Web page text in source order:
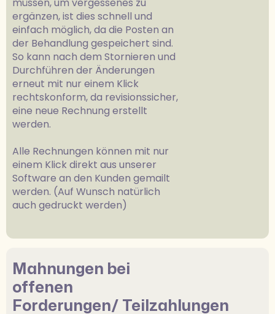
ergänzen, ist dies schnell und
einfach möglich, da die Posten an
der Behandlung gespeichert sind.
So kann nach dem Stornieren und
Durchführen der Änderungen
erneut mit nur einem Klick
rechtskonform, da revisionssicher,
eine neue Rechnung erstellt
werden.
Alle Rechnungen können mit nur
einem Klick direkt aus unserer
Software an den Kunden gemailt
werden. (Auf Wunsch natürlich
auch gedruckt werden)
Mahnungen bei
offenen
Forderungen/ Teilzahlungen